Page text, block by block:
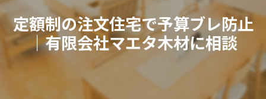
定額制の注文住宅で予算ブレ防止
｜有限会社マエタ木材に相談